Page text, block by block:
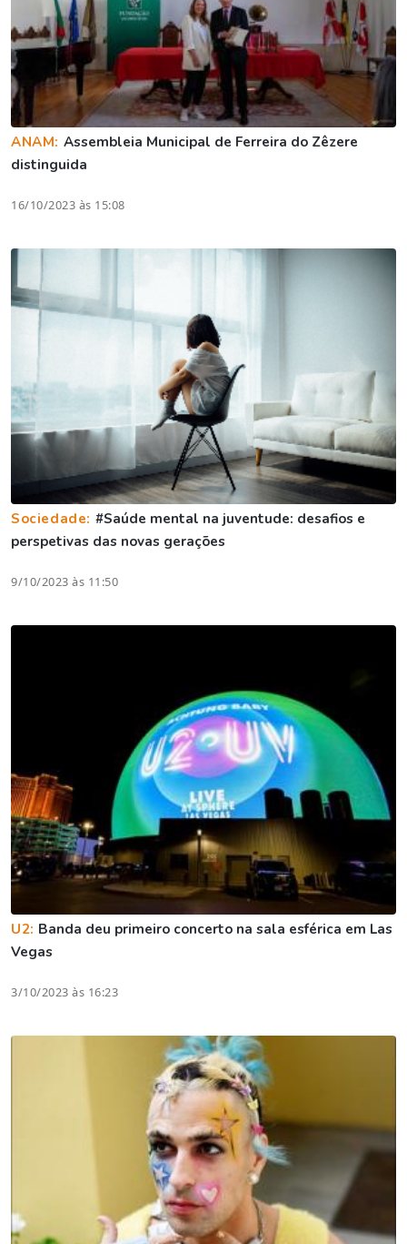
ANAM: Assembleia Municipal de Ferreira do Zêzere
distinguida
16/10/2023 às 15:08
Sociedade: #Saúde mental na juventude: desafios e
perspetivas das novas gerações
9/10/2023 às 11:50
U2: Banda deu primeiro concerto na sala esférica em Las
Vegas
3/10/2023 às 16:23